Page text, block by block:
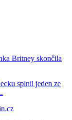
Britney skončila
splnil jeden ze